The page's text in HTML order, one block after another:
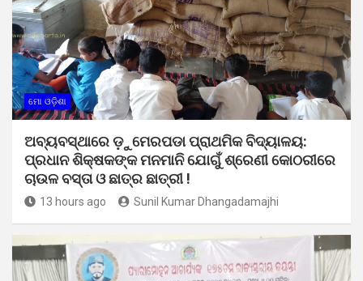
ମୋ ଓଡ଼ିଶା
ଅବ୍ୟବସ୍ଥାରେ ଡ଼ୁମେରପଡା ପ୍ରାଥମିକ ବିଦ୍ୟାଳୟ:
ପ୍ରଧାନ ଶିକ୍ଷକଙ୍କ ମନମାନି ଯୋଗୁଁ ଶ୍ରେଣୀ କୋଠରୀରେ
ଚାଉଳ ବସ୍ତା ଓ ଛାତ୍ର ଛାତ୍ରୀ !
13 hours ago Sunil Kumar Dhangadamajhi